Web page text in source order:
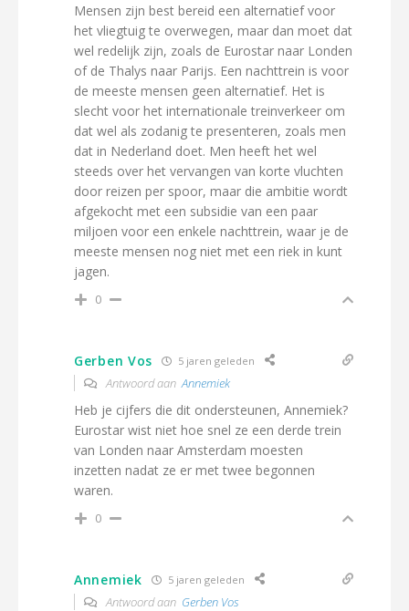
Mensen zijn best bereid een alternatief voor
het vliegtuig te overwegen, maar dan moet dat
wel redelijk zijn, zoals de Eurostar naar Londen
of de Thalys naar Parijs. Een nachttrein is voor
de meeste mensen geen alternatief. Het is
slecht voor het internationale treinverkeer om
dat wel als zodanig te presenteren, zoals men
dat in Nederland doet. Men heeft het wel
steeds over het vervangen van korte vluchten
door reizen per spoor, maar die ambitie wordt
afgekocht met een subsidie van een paar
miljoen voor een enkele nachttrein, waar je de
meeste mensen nog niet met een riek in kunt
jagen.
0
Gerben Vos 5 jaren geleden
Antwoord aanAnnemiek
Heb je cijfers die dit ondersteunen, Annemiek?
Eurostar wist niet hoe snel ze een derde trein
van Londen naar Amsterdam moesten
inzetten nadat ze er met twee begonnen
waren.
0
Annemiek 5 jaren geleden
Antwoord aan Gerben Vos